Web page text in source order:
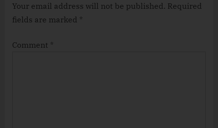
Your email address will not be published. Required
fields are marked *
Comment *